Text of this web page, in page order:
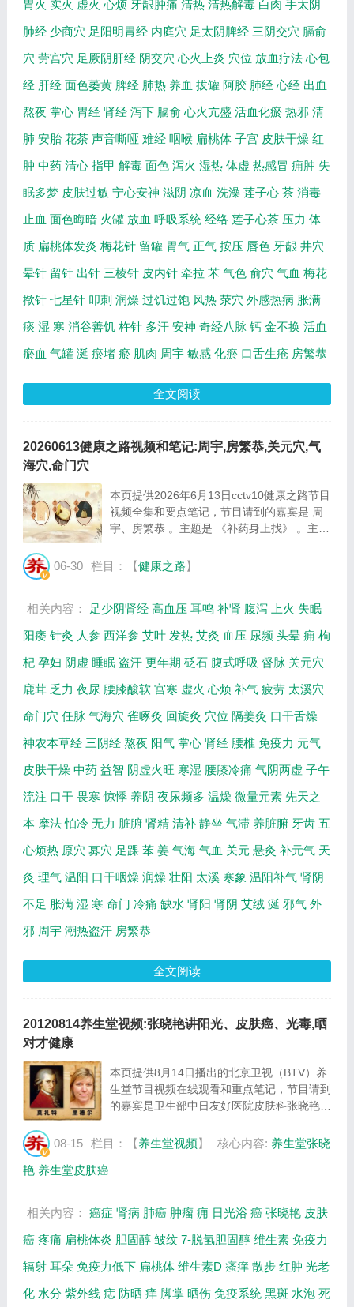
胃火 实火 虚火 心烦 牙龈肿痛 清热 清热解毒 白肉 手太阴
肺经 少商穴 足阳明胃经 内庭穴 足太阴脾经 三阴交穴 膈俞
穴 劳宫穴 足厥阴肝经 阴交穴 心火上炎 穴位 放血疗法 心包
经 肝经 面色萎黄 脾经 肺热 养血 拔罐 阿胶 肺经 心经 出血
熬夜 掌心 胃经 肾经 泻下 膈俞 心火亢盛 活血化瘀 热邪 清
肺 安胎 花茶 声音嘶哑 难经 咽喉 扁桃体 子宫 皮肤干燥 红
肿 中药 清心 指甲 解毒 面色 泻火 湿热 体虚 热感冒 痈肿 失
眠多梦 皮肤过敏 宁心安神 滋阴 凉血 洗澡 莲子心 茶 消毒
止血 面色晦暗 火罐 放血 呼吸系统 经络 莲子心茶 压力 体
质 扁桃体发炎 梅花针 留罐 胃气 正气 按压 唇色 牙龈 井穴
晕针 留针 出针 三棱针 皮内针 牵拉 苯 气色 俞穴 气血 梅花
揿针 七星针 叩刺 润燥 过饥过饱 风热 荥穴 外感热病 胀满
痰 湿 寒 消谷善饥 杵针 多汗 安神 奇经八脉 钙 金不换 活血
瘀血 气罐 涎 瘀堵 瘀 肌肉 周宇 敏感 化瘀 口舌生疮 房繁恭
全文阅读
20260613健康之路视频和笔记:周宇,房繁恭,关元穴,气
海穴,命门穴
本页提供2026年6月13日cctv10健康之路节目
视频全集和要点笔记，节目请到的嘉宾是 周
宇、房繁恭 。主题是 《补药身上找》 。主要
百年养生网提供视频全集的在线观看和主要内
06-30 栏目：【健康之路】
相关内容： 足少阴肾经 高血压 耳鸣 补肾 腹泻 上火 失眠
阳痿 针灸 人参 西洋参 艾叶 发热 艾灸 血压 尿频 头晕 痈 枸
杞 孕妇 阴虚 睡眠 盗汗 更年期 砭石 腹式呼吸 督脉 关元穴
鹿茸 乏力 夜尿 腰膝酸软 宫寒 虚火 心烦 补气 疲劳 太溪穴
命门穴 任脉 气海穴 雀啄灸 回旋灸 穴位 隔姜灸 口干舌燥
神农本草经 三阴经 熬夜 阳气 掌心 肾经 腰椎 免疫力 元气
皮肤干燥 中药 益智 阴虚火旺 寒湿 腰膝冷痛 气阴两虚 子午
流注 口干 畏寒 惊悸 养阴 夜尿频多 温燥 微量元素 先天之
本 摩法 怕冷 无力 脏腑 肾精 清补 静坐 气滞 养脏腑 牙齿 五
心烦热 原穴 募穴 足踝 苯 姜 气海 气血 关元 悬灸 补元气 天
灸 理气 温阳 口干咽燥 润燥 壮阳 太溪 寒象 温阳补气 肾阴
不足 胀满 湿 寒 命门 冷痛 缺水 肾阳 肾阴 艾绒 涎 邪气 外
邪 周宇 潮热盗汗 房繁恭
全文阅读
20120814养生堂视频:张晓艳讲阳光、皮肤癌、光毒,晒
对才健康
本页提供8月14日播出的北京卫视（BTV）养
生堂节目视频在线观看和重点笔记，节目请到
的嘉宾是卫生部中日友好医院皮肤科张晓艳，
D、恶性黑素瘤、皮肤癌、光老化、光毒相关
08-15 栏目：【养生堂视频】 核心内容: 养生堂张晓
艳 养生堂皮肤癌
相关内容： 癌症 肾病 肺癌 肿瘤 痈 日光浴 癌 张晓艳 皮肤
癌 疼痛 扁桃体炎 胆固醇 皱纹 7-脱氢胆固醇 维生素 免疫力
辐射 耳朵 免疫力低下 扁桃体 维生素D 瘙痒 散步 红肿 光老
化 水分 紫外线 痣 防晒 痒 脚掌 晒伤 免疫系统 黑斑 水泡 死